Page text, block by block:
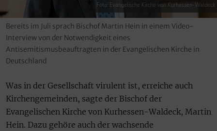
Foto: Evangelische Kirche von Kurhessen-Waldeck
Bereits im Juli sprach Bischof Martin Hein in einem Video-
Interview von der Notwendigkeit eines
Antisemitismusbeauftragten in der Evangelischen Kirche in
Deutschland
Was in der Gesellschaft virulent ist, erreiche auch
Kirchengemeinden, sagte der Bischof der
Evangelischen Kirche von Kurhessen-Waldeck, Martin
Hein. Dazu gehöre auch der wachsende